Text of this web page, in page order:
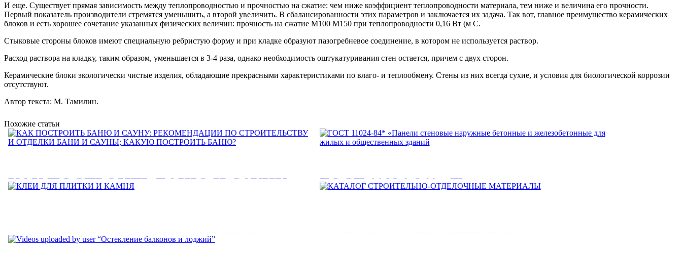
И еще. Существует прямая зависимость между теплопроводностью и прочностью на сжатие: чем ниже коэффициент теплопроводности материала, тем ниже и величина его прочности.
Первый показатель производители стремятся уменьшить, а второй увеличить. В сбалансированности этих параметров и заключается их задача. Так вот, главное преимущество керамических
блоков и есть хорошее сочетание указанных физических величин: прочность на сжатие М100 М150 при теплопроводности 0,16 Вт (м С.
Стыковые стороны блоков имеют специальную ребристую форму и при кладке образуют пазогребневое соединение, в котором не используется раствор.
Расход раствора на кладку, таким образом, уменьшается в 3-4 раза, однако необходимость оштукатуривания стен остается, причем с двух сторон.
Керамические блоки экологически чистые изделия, обладающие прекрасными характеристиками по влаго- и теплообмену. Стены из них всегда сухие, и условия для биологической коррозии
отсутствуют.
Автор текста: М. Тамилин.
Похожие статьи
КАК ПОСТРОИТЬ БАНЮ И САУНУ:
И САУНЫ; КАКУЮ ПОСТРОИТЬ
ГОСТ 11024-84* «Панели стеновые
КЛЕИ ДЛЯ ПЛИТКИ И КАМНЯ
КАТАЛОГ СТРОИТЕЛЬНО-